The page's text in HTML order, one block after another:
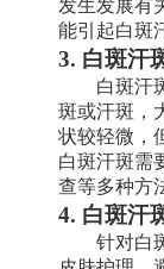
发生发展有
能引起白斑
3. 白斑汗
白斑汗斑
斑或汗斑，
状较轻微，
白斑汗斑需
查等多种方
4. 白斑汗
针对白斑